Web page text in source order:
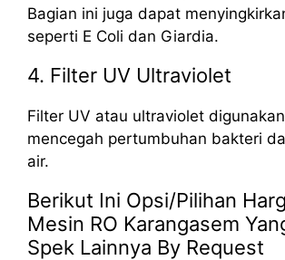
Bagian ini juga dapat
seperti E Coli dan Giardia.
4. Filter UV Ultraviolet
Filter UV atau ultraviolet
mencegah pertumbuhan bakteri
air.
Berikut Ini Opsi/Pilihan
Mesin RO Karangasem
Spek Lainnya By Request